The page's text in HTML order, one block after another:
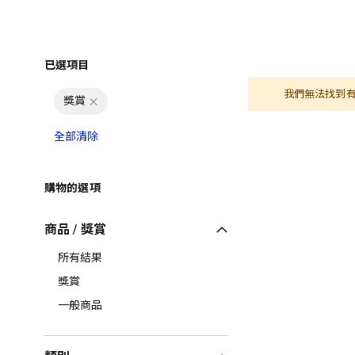
我們無法找到
已選項目
獎賞
全部清除
購物的選項
商品 / 獎賞
所有結果
獎賞
一般商品